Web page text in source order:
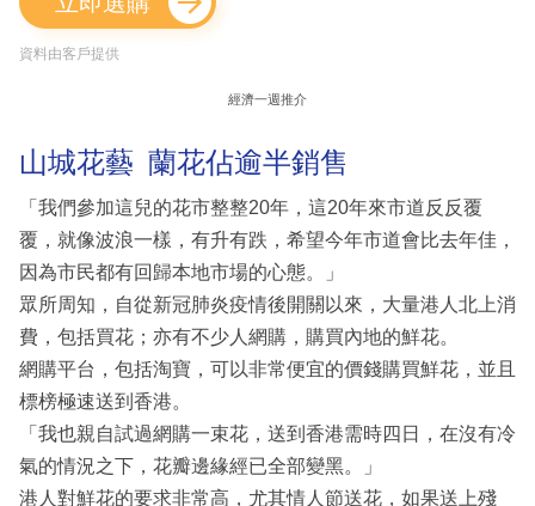
資料由客戶提供
經濟一週推介
山城花藝 蘭花佔逾半銷售
「我們參加這兒的花市整整20年，這20年來市道反反覆
覆，就像波浪一樣，有升有跌，希望今年市道會比去年佳，
因為市民都有回歸本地市場的心態。」
眾所周知，自從新冠肺炎疫情後開關以來，大量港人北上消
費，包括買花；亦有不少人網購，購買內地的鮮花。
網購平台，包括淘寶，可以非常便宜的價錢購買鮮花，並且
標榜極速送到香港。
「我也親自試過網購一束花，送到香港需時四日，在沒有冷
氣的情況之下，花瓣邊緣經已全部變黑。」
港人對鮮花的要求非常高，尤其情人節送花，如果送上殘